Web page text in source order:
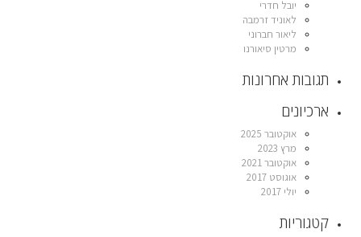
יובל חדרי
לאוניד זרמבה
ליאור חברוני
מרטין סיאורנו
תגובות אחרונות
ארכיונים
אוקטובר 2025
מרץ 2023
אוקטובר 2021
אוגוסט 2017
יולי 2017
קטגוריות